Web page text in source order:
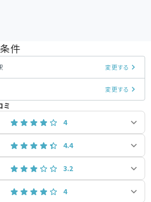
件
変更する
変更する
ミ
4
4.4
3.2
4